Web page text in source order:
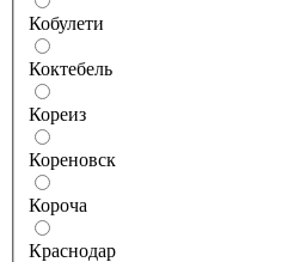
Кобулети
Коктебель
Кореиз
Кореновск
Короча
Краснодар